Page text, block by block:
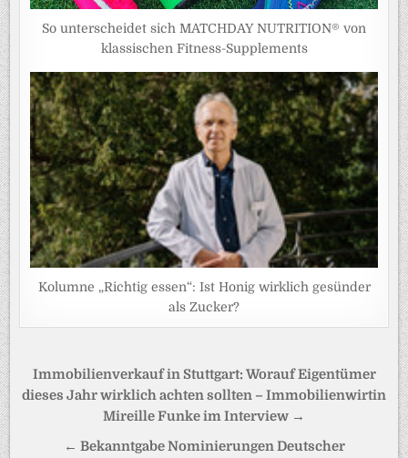
So unterscheidet sich MATCHDAY NUTRITION® von
klassischen Fitness-Supplements
Kolumne „Richtig essen“: Ist Honig wirklich gesünder
als Zucker?
Beitragsnavigation
Immobilienverkauf in Stuttgart: Worauf Eigentümer
dieses Jahr wirklich achten sollten – Immobilienwirtin
Mireille Funke im Interview →
← Bekanntgabe Nominierungen Deutscher